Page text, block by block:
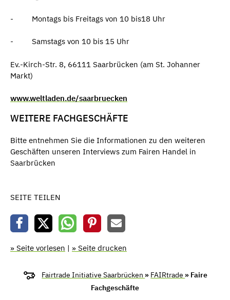
- Montags bis Freitags von 10 bis18 Uhr
- Samstags von 10 bis 15 Uhr
Ev.-Kirch-Str. 8, 66111 Saarbrücken (am St. Johanner
Markt)
www.weltladen.de/saarbruecken
WEITERE FACHGESCHÄFTE
Bitte entnehmen Sie die Informationen zu den weiteren
Geschäften unseren Interviews zum Fairen Handel in
Saarbrücken
SEITE TEILEN
» Seite vorlesen | » Seite drucken
Fairtrade Initiative Saarbrücken » FAIRtrade » Faire
Fachgeschäfte